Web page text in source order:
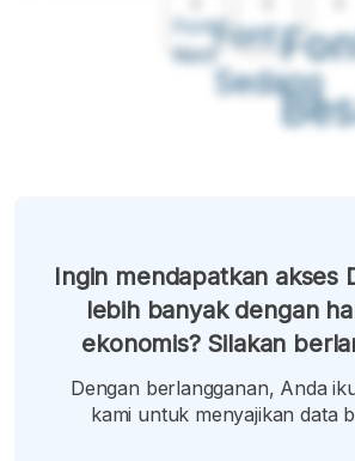
Font
Kecil
Font
Sedang
Ingin mendapatkan akses
lebih banyak dengan
ekonomis? Silakan
Dengan berlangganan, Anda
kami untuk menyajikan data